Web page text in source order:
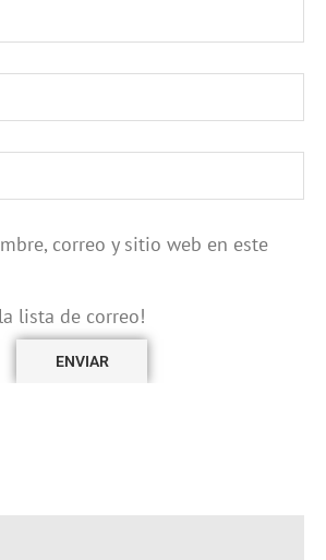
correo y sitio web en este
lista de correo!